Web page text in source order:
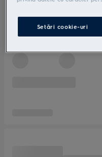
Setări cookie-uri